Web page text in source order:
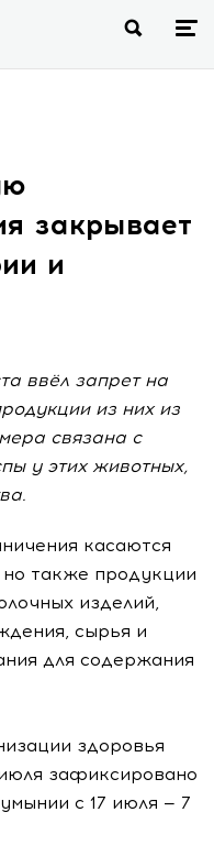
закрывает
и
ввёл запрет на
из них из
связана с
у этих животных,
касаются
также продукции
изделий,
сырья и
для содержания
здоровья
зафиксировано
с 17 июля — 7